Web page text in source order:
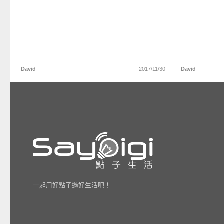
David 2017/11/30 David
一起用好點子過好生活吧！